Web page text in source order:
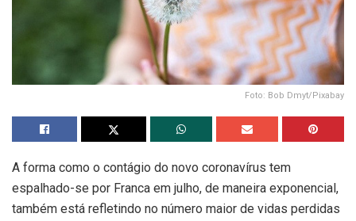
Foto: Bob Dmyt/Pixabay
A forma como o contágio do novo coronavírus tem
espalhado-se por Franca em julho, de maneira exponencial,
também está refletindo no número maior de vidas perdidas